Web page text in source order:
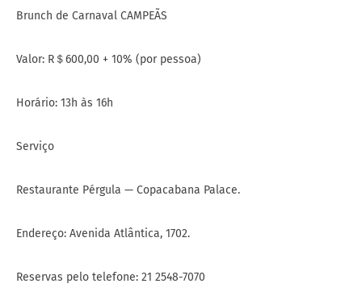
Brunch de Carnaval CAMPEÃS
Valor: R＄600,00 + 10% (por pessoa)
Horário: 13h às 16h
Serviço
Restaurante Pérgula — Copacabana Palace.
Endereço: Avenida Atlântica, 1702.
Reservas pelo telefone: 21 2548-7070